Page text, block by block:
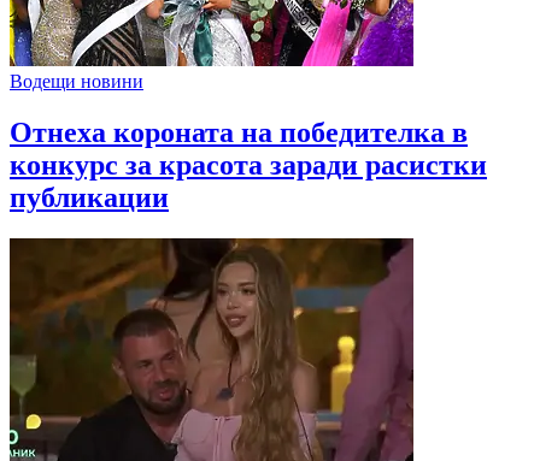
Водещи новини
Отнеха короната на победителка в
конкурс за красота заради расистки
публикации